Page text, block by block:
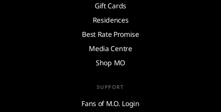
Gift Cards
Residences
Best Rate Promise
Media Centre
Shop MO
SUPPORT
Fans of M.O. Login